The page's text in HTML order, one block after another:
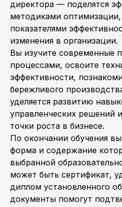
директора — поделятся
методиками оптимизации,
показателями
изменения в организации.
Вы изучите современные
процессами, освоите
эффективности,
бережливого
уделяется развитию
управленческих решений
точки роста в бизнесе.
По окончании обучения
форма и содержание
выбранной
может быть сертификат,
диплом установленного
документы помогут